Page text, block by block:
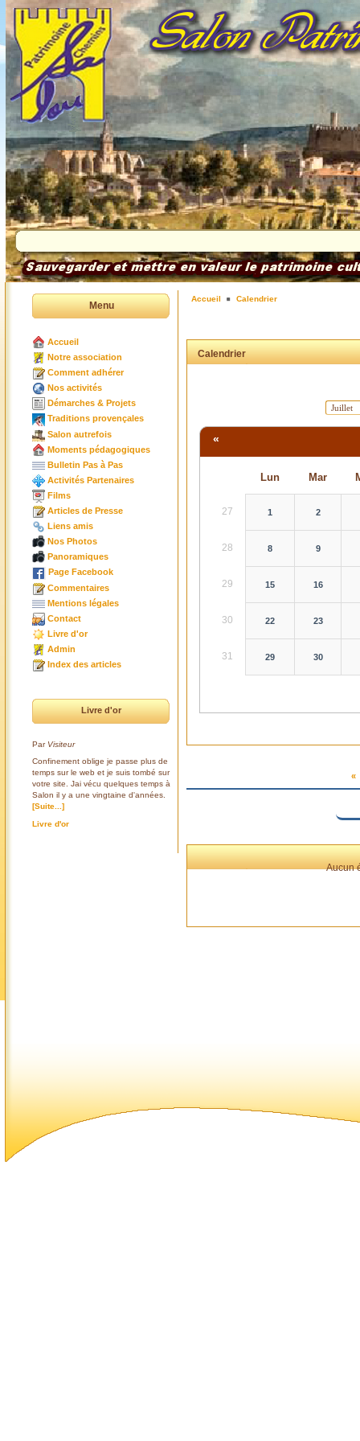
Menu
Accueil
Notre association
Comment adhérer
Nos activités
Démarches & Projets
Traditions provençales
Salon autrefois
Moments pédagogiques
Bulletin Pas à Pas
Activités Partenaires
Films
Articles de Presse
Liens amis
Nos Photos
Panoramiques
Page Facebook
Commentaires
Mentions légales
Contact
Livre d'or
Admin
Index des articles
Livre d'or
Par Visiteur
Confinement oblige je passe plus de
temps sur le web et je suis tombé sur
votre site. Jai vécu quelques temps à
Salon il y a une vingtaine d'années.
[Suite...]
Livre d'or
Accueil Calendrier
Calendrier
«
Lun Mar
27 1 2
28 8 9
29 15 16
30 22 23
31 29 30
«
Aucun